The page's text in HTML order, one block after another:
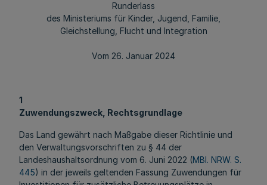
Runderlass
des Ministeriums für Kinder, Jugend, Familie,
Gleichstellung, Flucht und Integration
Vom 26. Januar 2024
1
Zuwendungszweck, Rechtsgrundlage
Das Land gewährt nach Maßgabe dieser Richtlinie und
den Verwaltungsvorschriften zu § 44 der
Landeshaushaltsordnung vom 6. Juni 2022 (MBl. NRW. S.
445) in der jeweils geltenden Fassung Zuwendungen für